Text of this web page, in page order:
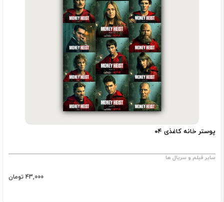
پوستر خانه کاغذی ۰۴
سایر فیلم و سریال ها
43,000 تومان